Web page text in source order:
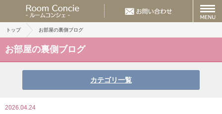
トップ お部屋の裏側ブログ
お部屋の裏側ブログ
カテゴリ一覧
2026.04.24